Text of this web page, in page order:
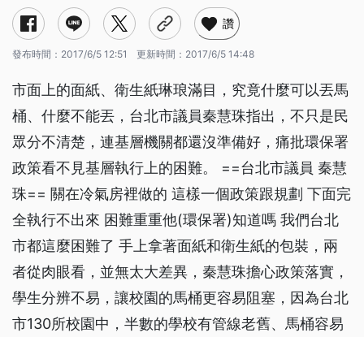
讚
發布時間： 2017/6/5 12:51 更新時間： 2017/6/5 14:48
市面上的面紙、衛生紙琳琅滿目，究竟什麼可以丟馬
桶、什麼不能丟，台北市議員秦慧珠指出，不只是民
眾分不清楚，連基層機關都還沒準備好，痛批環保署
政策看不見基層執行上的困難。 ==台北市議員 秦慧
珠== 關在冷氣房裡做的 這樣一個政策跟規劃 下面完
全執行不出來 困難重重他(環保署)知道嗎 我們台北
市都這麼困難了 手上拿著面紙和衛生紙的包裝，兩
者從肉眼看，並無太大差異，秦慧珠擔心政策落實，
學生分辨不易，讓校園的馬桶更容易阻塞，因為台北
市130所校園中，半數的學校有管線老舊、馬桶容易